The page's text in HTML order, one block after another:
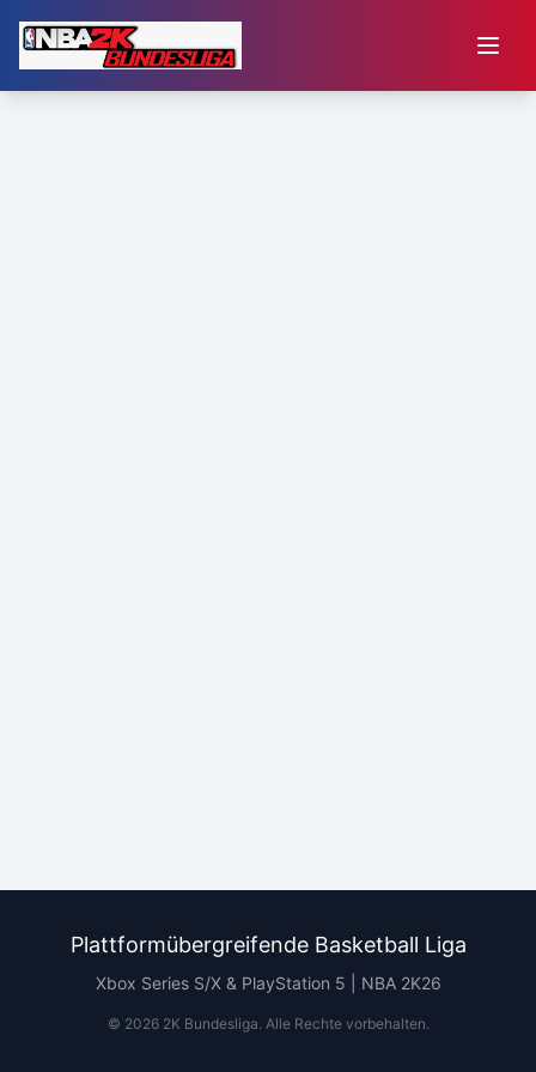
Plattformübergreifende Basketball Liga
Xbox Series S/X & PlayStation 5 | NBA 2K26
© 20262K Bundesliga. Alle Rechte vorbehalten.